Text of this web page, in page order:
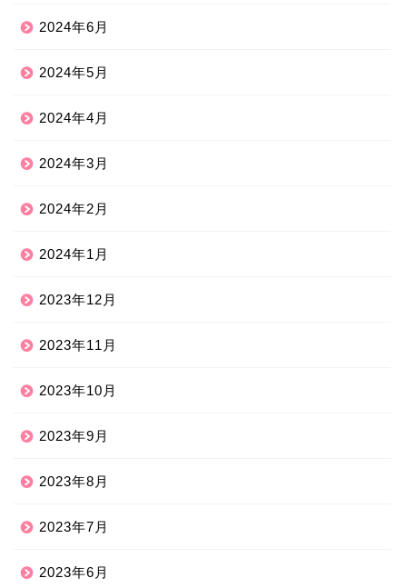
2024年6月
2024年5月
2024年4月
2024年3月
2024年2月
2024年1月
2023年12月
2023年11月
2023年10月
2023年9月
2023年8月
2023年7月
2023年6月